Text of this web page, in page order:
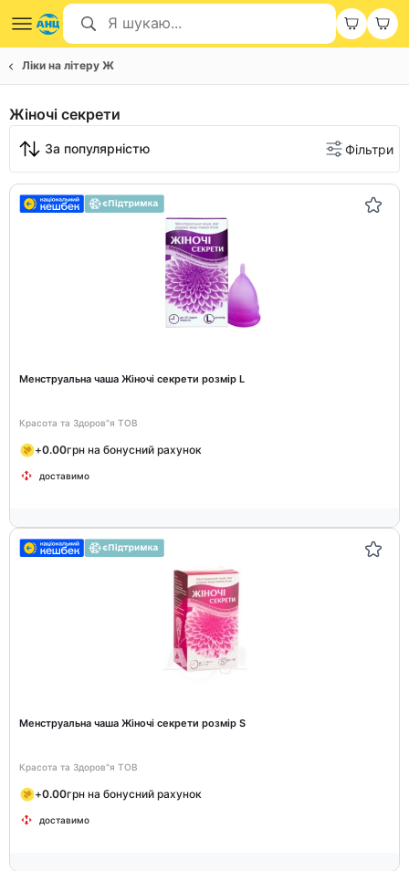
Ліки на літеру Ж
Жіночі секрети
За популярністю Фільтри
Менструальна чаша Жіночі секрети розмір L
Красота та Здоров"я ТОВ
+0.00грн на бонусний рахунок
доставимо
Менструальна чаша Жіночі секрети розмір S
Красота та Здоров"я ТОВ
+0.00грн на бонусний рахунок
доставимо